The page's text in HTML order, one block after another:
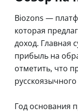
Biozons —
которая
доход. Главная
прибыль на
отметить, что
Год основания